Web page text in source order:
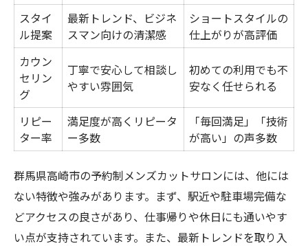
スタイ
ル提案
最新トレンド、ビジネ
スマン向けの清潔感
ショートスタイルの
仕上がりが高評価
カウン
セリン
グ
丁寧で安心して相談し
やすい雰囲気
初めての利用でも不
安なく任せられる
リピー
ター率
満足度が高くリピータ
ー多数
「毎回満足」「技術
が高い」の声多数
群馬県高崎市の予約制メンズカットサロンには、他には
ない特徴や強みがあります。まず、駅近や駐車場完備な
どアクセスの良さがあり、仕事帰りや休日にも通いやす
い点が支持されています。また、最新トレンドを取り入